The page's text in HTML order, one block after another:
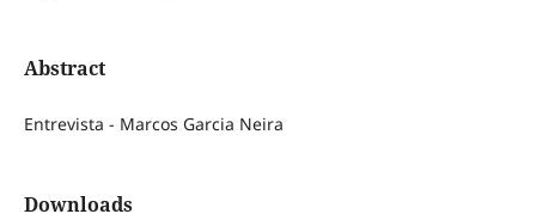
Abstract
Entrevista - Marcos Garcia Neira
Downloads